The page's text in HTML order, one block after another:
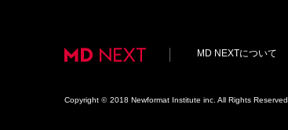
MD NEXTについて
Copyright © 2018 Newformat Institute inc. All Rights Reserved.